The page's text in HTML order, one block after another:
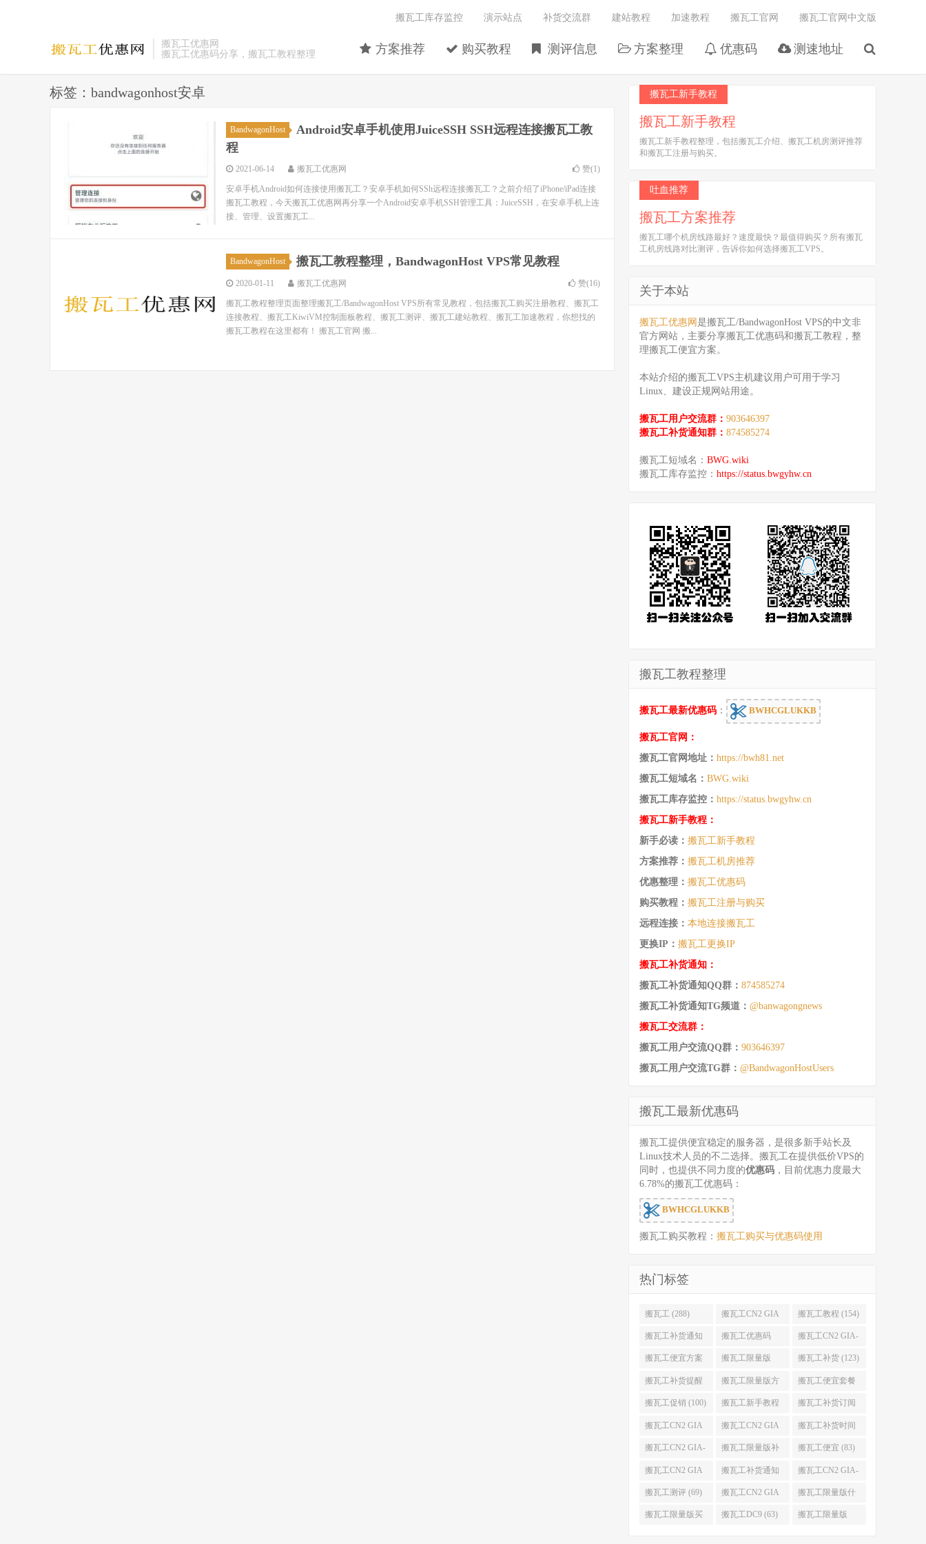
搬瓦工优惠网
搬瓦工优惠码分享，搬瓦工教程整理
方案推荐 购买教程 测评信息 方案整理 优惠码 测速地址
搬瓦工库存监控 演示站点 补货交流群 建站教程 加速教程 搬瓦工官网 搬瓦工官网中文版
标签：bandwagonhost安卓
BandwagonHost
Android安卓手机使用JuiceSSH SSH远程连接搬瓦工教
程
2021-06-14 搬瓦工优惠网 赞(1)
安卓手机Android如何连接使用搬瓦工？安卓手机如何SSh远程连接搬瓦工？之前介绍了iPhone/iPad连接
搬瓦工教程，今天搬瓦工优惠网再分享一个Android安卓手机SSH管理工具：JuiceSSH，在安卓手机上连
接、管理、设置搬瓦工...
BandwagonHost 搬瓦工教程整理，BandwagonHost VPS常见教程
2020-01-11 搬瓦工优惠网 赞(16)
搬瓦工教程整理页面整理搬瓦工/BandwagonHost VPS所有常见教程，包括搬瓦工购买注册教程、搬瓦工
连接教程、搬瓦工KiwiVM控制面板教程、搬瓦工测评、搬瓦工建站教程、搬瓦工加速教程，你想找的
搬瓦工教程在这里都有！ 搬瓦工官网 搬...
搬瓦工新手教程
搬瓦工新手教程
搬瓦工新手教程整理，包括搬瓦工介绍、搬瓦工机房测评推荐
和搬瓦工注册与购买。
吐血推荐
搬瓦工方案推荐
搬瓦工哪个机房线路最好？速度最快？最值得购买？所有搬瓦
工机房线路对比测评，告诉你如何选择搬瓦工VPS。
关于本站
搬瓦工优惠网 是搬瓦工/BandwagonHost VPS的中文非
官方网站，主要分享搬瓦工优惠码和搬瓦工教程，整
理搬瓦工便宜方案。
本站介绍的搬瓦工VPS主机建议用户可用于学习
Linux、建设正规网站用途。
搬瓦工用户交流群： 903646397
搬瓦工补货通知群： 874585274
搬瓦工短域名： BWG.wiki
搬瓦工库存监控： https://status.bwgyhw.cn
搬瓦工教程整理
搬瓦工最新优惠码 ： BWHCGLUKKB
搬瓦工官网：
搬瓦工官网地址： https://bwh81.net
搬瓦工短域名： BWG.wiki
搬瓦工库存监控： https://status.bwgyhw.cn
搬瓦工新手教程：
新手必读： 搬瓦工新手教程
方案推荐： 搬瓦工机房推荐
优惠整理： 搬瓦工优惠码
购买教程： 搬瓦工注册与购买
远程连接： 本地连接搬瓦工
更换IP： 搬瓦工更换IP
搬瓦工补货通知：
搬瓦工补货通知QQ群： 874585274
搬瓦工补货通知TG频道： @banwagongnews
搬瓦工交流群：
搬瓦工用户交流QQ群： 903646397
搬瓦工用户交流TG群： @BandwagonHostUsers
搬瓦工最新优惠码
搬瓦工提供便宜稳定的服务器，是很多新手站长及
Linux技术人员的不二选择。搬瓦工在提供低价VPS的
同时，也提供不同力度的优惠码 ，目前优惠力度最大
6.78%的搬瓦工优惠码：
BWHCGLUKKB
搬瓦工购买教程： 搬瓦工购买与优惠码使用
热门标签
搬瓦工 (288) 搬瓦工CN2 GIA
(176)
搬瓦工教程 (154)
搬瓦工补货通知
(132)
搬瓦工优惠码
(131)
搬瓦工CN2 GIA-
E (130)
搬瓦工便宜方案
(128)
搬瓦工限量版
(126)
搬瓦工补货 (123)
搬瓦工补货提醒
(106)
搬瓦工限量版方
案 (106)
搬瓦工便宜套餐
(103)
搬瓦工促销 (100) 搬瓦工新手教程
(98)
搬瓦工补货订阅
(98)
搬瓦工CN2 GIA
便宜方案 (92)
搬瓦工CN2 GIA
限量版 (90)
搬瓦工补货时间
(89)
搬瓦工CN2 GIA-
E限量版 (84)
搬瓦工限量版补
货 (84)
搬瓦工便宜 (83)
搬瓦工CN2 GIA
优惠 (82)
搬瓦工补货通知
QQ群 (76)
搬瓦工CN2 GIA-
E便宜套餐 (76)
搬瓦工测评 (69) 搬瓦工CN2 GIA
限量版补货 (67)
搬瓦工限量版什
么时候补货 (67)
搬瓦工限量版买 搬瓦工DC9 (63) 搬瓦工限量版